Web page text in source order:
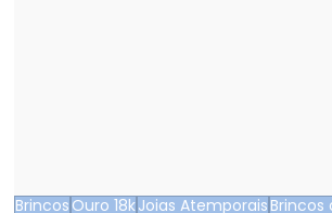
Brincos Ouro 18kJoias Atemporais Brincos